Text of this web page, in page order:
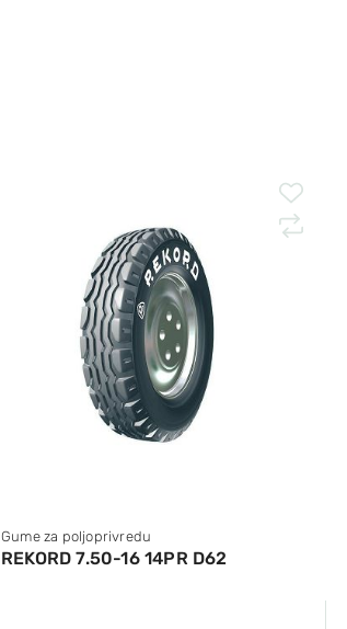
Gume za poljoprivredu
REKORD 7.50-16 14PR D62